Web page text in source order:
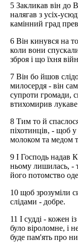
5 Закликав він до
налягав з усіх-
камінний град
6 Він кинувся на
коли вони
зброя і що їхня
7 Він бо йшов
милосердя - він
супроти громади,
втихомирив лукаве
8 Тим то й
піхотинців, - щоб
молоком та медом
9 І Господь надав
ньому лишилась, -
його потомство
10 щоб зрозуміли
слідами - добре.
11 І судді - кожен
було віроломне, і
буде пам'ять про